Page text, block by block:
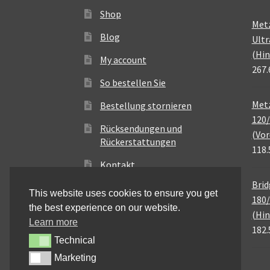
Shop
Blog
My account
So bestellen Sie
Bestellung stornieren
Rücksendungen und
Rückerstattungen
Kontakt
This website uses cookies to ensure you get
the best experience on our website.
Learn more
TechnicalTechnical
MarketingMarketing